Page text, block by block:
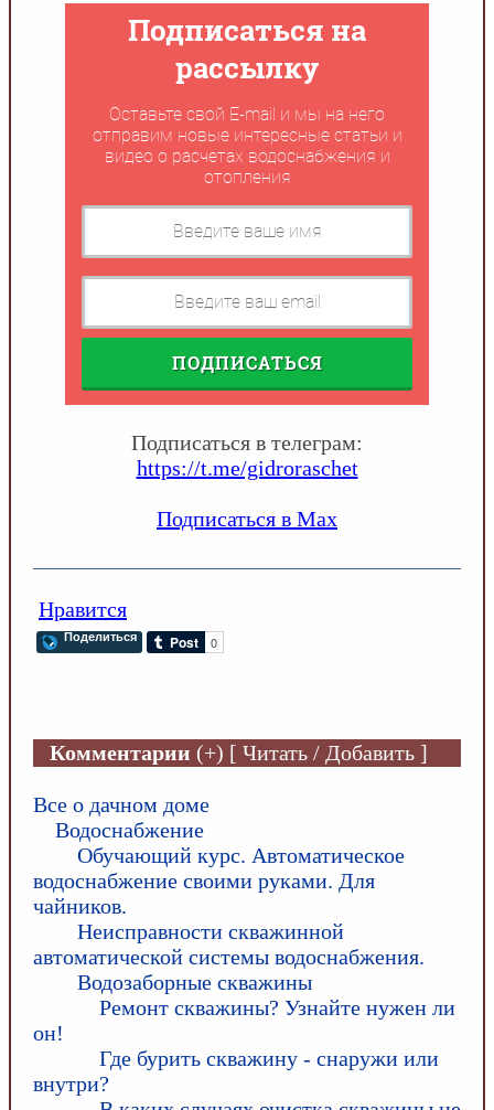
Подписаться на
рассылку
Оставьте свой E-mail и мы на него
отправим новые интересные статьи и
видео о расчетах водоснабжения и
отопления
ПОДПИСАТЬСЯ
Подписаться в телеграм:
https://t.me/gidroraschet
Подписаться в Max
Нравится
Поделиться
Комментарии (+) [ Читать / Добавить ]
Все о дачном доме
Водоснабжение
Обучающий курс. Автоматическое
водоснабжение своими руками. Для
чайников.
Неисправности скважинной
автоматической системы водоснабжения.
Водозаборные скважины
Ремонт скважины? Узнайте нужен ли
он!
Где бурить скважину - снаружи или
внутри?